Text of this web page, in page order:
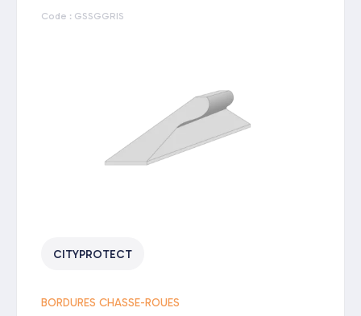
Code : GSSGGRIS
CITYPROTECT
BORDURES CHASSE-ROUES